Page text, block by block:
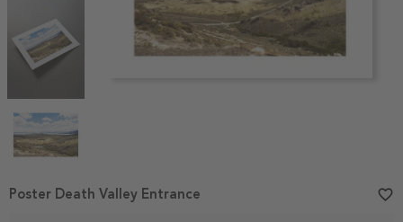
Item
Poster Death Valley Entrance favorite_border